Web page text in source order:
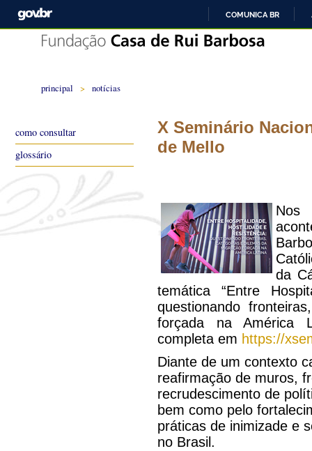
COMUNICA BR
principal > notícias
X Seminário
de Mello
Nos
da
temática “Entre
questionando
forçada na América
completa em https://
Diante de um contexto
reafirmação de muros,
recrudescimento de
bem como pelo
práticas de inimizade e
no Brasil.
como consultar
glossário